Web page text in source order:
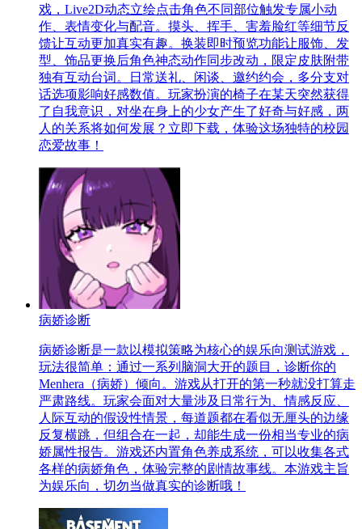
戏，Live2D动态立绘点击角色不同部位触发专属小动
作、表情变化与配音。摸头、挥手、害羞脸红等细节反
馈让互动更加真实有趣。换装即时预览功能让服饰、发
型、饰品更换后角色神态动作同步改动，限定皮肤附带
独有互动台词。日常送礼、闲谈、邀约约会，多分支对
话选项影响好感数值。玩家扮演的椅子在某天突然获得
了自我意识，对坐在身上的少女产生了好奇与好感，两
人的关系将如何发展？立即下载，体验这场独特的校园
恋爱故事！
病娇诊断
病娇诊断是一款以模拟策略为核心的娱乐向测试游戏，
玩法很简单：通过一系列脑洞大开的题目，诊断你的
Menhera（病娇）倾向。游戏从打开的第一秒就没打算走
严肃路线。玩家会面对大量涉及日常行为、情感反应、
人际互动的假设性情景，每道题都在看似无厘头的边缘
反复横跳，但组合在一起，却能生成一份相当专业的病
娇属性报告。游戏还内置角色养成系统，可以收集各式
各样的病娇角色，体验完整的剧情故事线。本游戏主旨
为娱乐向，切勿当做真实的诊断哦！